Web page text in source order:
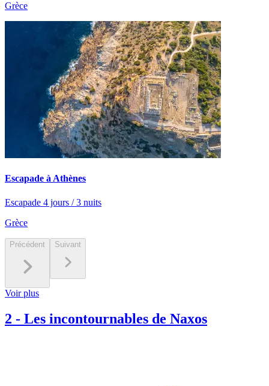
Grèce
Escapade à Athènes
Escapade 4 jours / 3 nuits
Grèce
Précédent Suivant
Voir plus
2 - Les incontournables de Naxos